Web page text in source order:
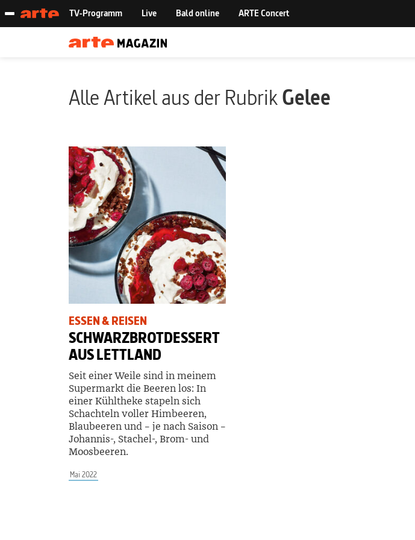
Alle Artikel aus der RubrikGelee
ESSEN & REISEN
SCHWARZBROTDESSERT
AUS LETTLAND
Seit einer Weile sind in meinem
Supermarkt die Beeren los: In
einer Kühltheke stapeln sich
Schachteln voller Himbeeren,
Blaubeeren und – je nach Saison –
­Johannis-, ­Stachel-, Brom- und
Moosbeeren.
Mai 2022